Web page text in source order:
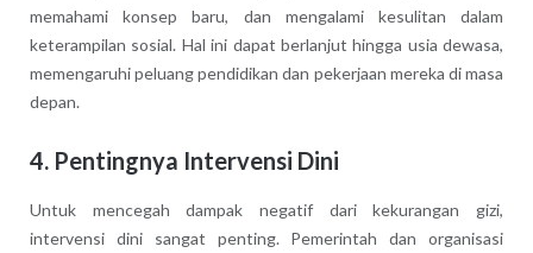
memahami konsep baru, dan mengalami kesulitan dalam
keterampilan sosial. Hal ini dapat berlanjut hingga usia dewasa,
memengaruhi peluang pendidikan dan pekerjaan mereka di masa
depan.
4. Pentingnya Intervensi Dini
Untuk mencegah dampak negatif dari kekurangan gizi,
intervensi dini sangat penting. Pemerintah dan organisasi